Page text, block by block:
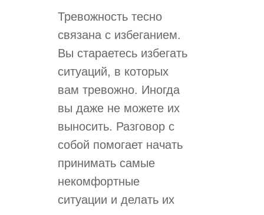
​Тревожность тесно
связана с избеганием.
Вы стараетесь избегать
ситуаций, в которых
вам тревожно. Иногда
вы даже не можете их
выносить. Разговор с
собой помогает начать
принимать самые
некомфортные
ситуации и делать их